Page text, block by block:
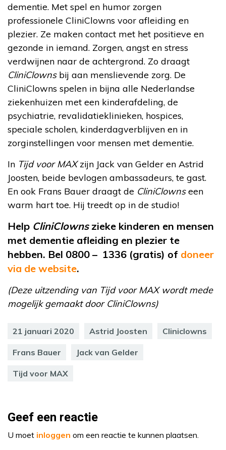
dementie. Met spel en humor zorgen
professionele CliniClowns voor afleiding en
plezier. Ze maken contact met het positieve en
gezonde in iemand. Zorgen, angst en stress
verdwijnen naar de achtergrond. Zo draagt
CliniClownsbij aan menslievende zorg. De
CliniClowns spelen in bijna alle Nederlandse
ziekenhuizen met een kinderafdeling, de
psychiatrie, revalidatieklinieken, hospices,
speciale scholen, kinderdagverblijven en in
zorginstellingen voor mensen met dementie.
In Tijd voor MAXzijn Jack van Gelder en Astrid
Joosten, beide bevlogen ambassadeurs, te gast.
En ook Frans Bauer draagt de CliniClownseen
warm hart toe. Hij treedt op in de studio!
Help CliniClownszieke kinderen en mensen
met dementie afleiding en plezier te
hebben. Bel 0800 – 1336 (gratis) of doneer
via de website.
(Deze uitzending van Tijd voor MAX wordt mede
mogelijk gemaakt door CliniClowns)
21 januari 2020 Astrid Joosten Cliniclowns
Frans Bauer Jack van Gelder
Tijd voor MAX
Geef een reactie
U moet inloggen om een reactie te kunnen plaatsen.